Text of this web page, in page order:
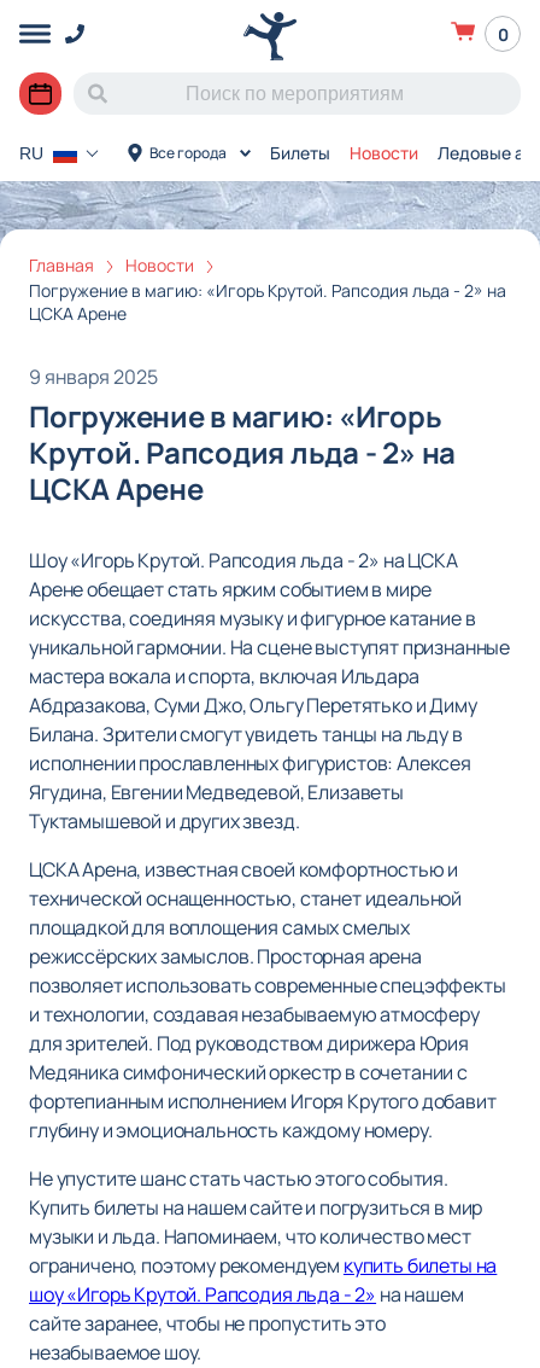
0
Все города Билеты Новости Ледовые
RU
Главная
Новости
Погружение в магию: «Игорь Крутой. Рапсодия льда - 2» на
ЦСКА Арене
9 января 2025
Погружение в магию: «Игорь
Крутой. Рапсодия льда - 2» на
ЦСКА Арене
Шоу «Игорь Крутой. Рапсодия льда - 2» на ЦСКА
Арене обещает стать ярким событием в мире
искусства, соединяя музыку и фигурное катание в
уникальной гармонии. На сцене выступят признанные
мастера вокала и спорта, включая Ильдара
Абдразакова, Суми Джо, Ольгу Перетятько и Диму
Билана. Зрители смогут увидеть танцы на льду в
исполнении прославленных фигуристов: Алексея
Ягудина, Евгении Медведевой, Елизаветы
Туктамышевой и других звезд.
ЦСКА Арена, известная своей комфортностью и
технической оснащенностью, станет идеальной
площадкой для воплощения самых смелых
режиссёрских замыслов. Просторная арена
позволяет использовать современные спецэффекты
и технологии, создавая незабываемую атмосферу
для зрителей. Под руководством дирижера Юрия
Медяника симфонический оркестр в сочетании с
фортепианным исполнением Игоря Крутого добавит
глубину и эмоциональность каждому номеру.
Не упустите шанс стать частью этого события.
Купить билеты на нашем сайте и погрузиться в мир
музыки и льда. Напоминаем, что количество мест
ограничено, поэтому рекомендуем купить билеты на
шоу «Игорь Крутой. Рапсодия льда - 2» на нашем
сайте заранее, чтобы не пропустить это
незабываемое шоу.